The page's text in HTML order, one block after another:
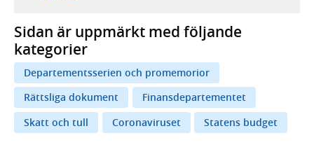
Sidan är uppmärkt med följande
kategorier
Departementsserien och promemorior
Rättsliga dokument
Finansdepartementet
Skatt och tull
Coronaviruset Statens budget